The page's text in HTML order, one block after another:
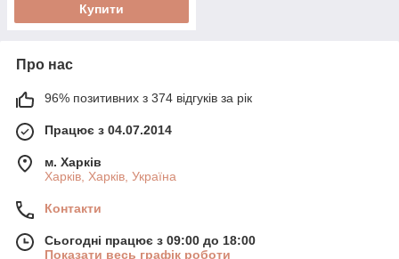
Купити
Про нас
96% позитивних з 374 відгуків за рік
Працює з 04.07.2014
м. Харків
Харків, Харків, Україна
Контакти
Сьогодні працює з 09:00 до 18:00
Показати весь графік роботи